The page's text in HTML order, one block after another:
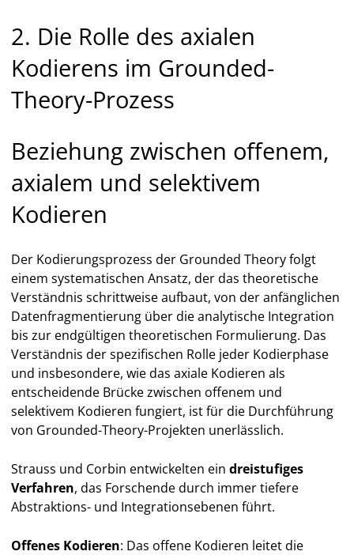
2. Die Rolle des axialen
Kodierens im Grounded-
Theory-Prozess
Beziehung zwischen offenem,
axialem und selektivem
Kodieren
Der Kodierungsprozess der Grounded Theory folgt
einem systematischen Ansatz, der das theoretische
Verständnis schrittweise aufbaut, von der anfänglichen
Datenfragmentierung über die analytische Integration
bis zur endgültigen theoretischen Formulierung. Das
Verständnis der spezifischen Rolle jeder Kodierphase
und insbesondere, wie das axiale Kodieren als
entscheidende Brücke zwischen offenem und
selektivem Kodieren fungiert, ist für die Durchführung
von Grounded-Theory-Projekten unerlässlich.
Strauss und Corbin entwickelten eindreistufiges
Verfahren, das Forschende durch immer tiefere
Abstraktions- und Integrationsebenen führt.
Offenes Kodieren: Das offene Kodieren leitet die